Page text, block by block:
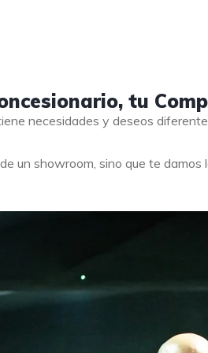
tu
necesidades y deseos
un showroom, sino que te